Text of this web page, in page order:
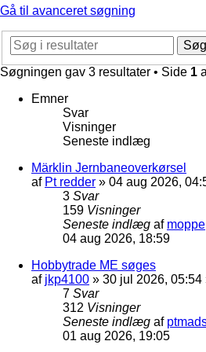
Gå til avanceret søgning
Søg
Søgningen gav 3 resultater • Side 1
Emner
Svar
Visninger
Seneste indlæg
Märklin Jernbaneoverkørsel
af Pt redder » 04 aug 2026,
3 Svar
159 Visninger
Seneste indlæg af moppe
04 aug 2026, 18:59
Hobbytrade ME søges
af jkp4100 » 30 jul 2026, 05:54
7 Svar
312 Visninger
Seneste indlæg af
01 aug 2026, 19:05